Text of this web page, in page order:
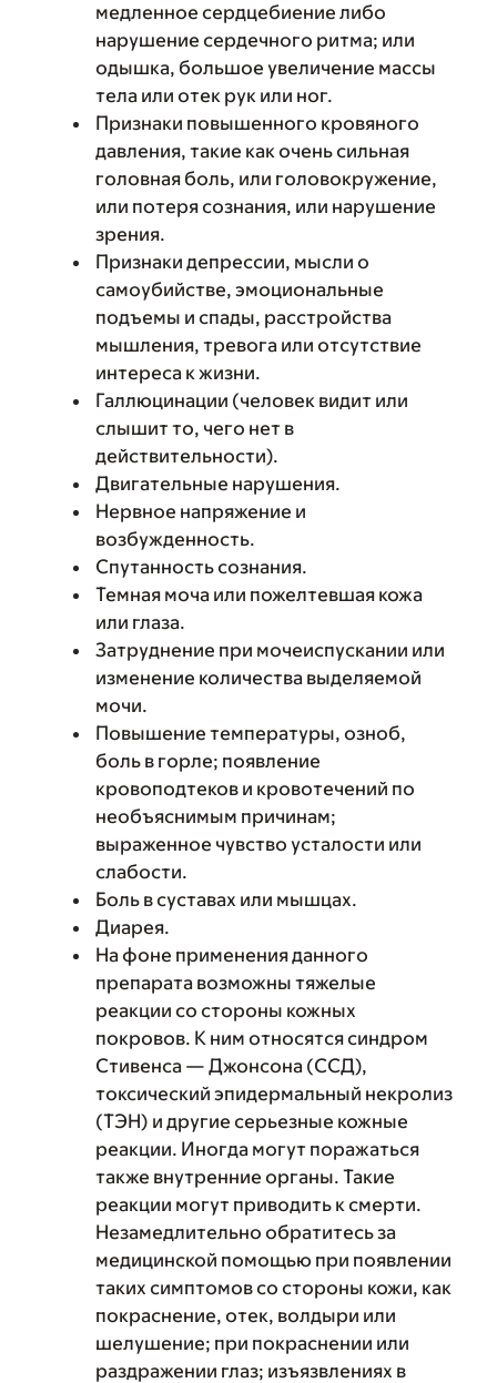
медленное сердцебиение либо
нарушение сердечного ритма; или
одышка, большое увеличение массы
тела или отек рук или ног.
Признаки повышенного кровяного
давления, такие как очень сильная
головная боль, или головокружение,
или потеря сознания, или нарушение
зрения.
Признаки депрессии, мысли о
самоубийстве, эмоциональные
подъемы и спады, расстройства
мышления, тревога или отсутствие
интереса к жизни.
Галлюцинации (человек видит или
слышит то, чего нет в
действительности).
Двигательные нарушения.
Нервное напряжение и
возбужденность.
Спутанность сознания.
Темная моча или пожелтевшая кожа
или глаза.
Затруднение при мочеиспускании или
изменение количества выделяемой
мочи.
Повышение температуры, озноб,
боль в горле; появление
кровоподтеков и кровотечений по
необъяснимым причинам;
выраженное чувство усталости или
слабости.
Боль в суставах или мышцах.
Диарея.
На фоне применения данного
препарата возможны тяжелые
реакции со стороны кожных
покровов. К ним относятся синдром
Стивенса — Джонсона (ССД),
токсический эпидермальный некролиз
(ТЭН) и другие серьезные кожные
реакции. Иногда могут поражаться
также внутренние органы. Такие
реакции могут приводить к смерти.
Незамедлительно обратитесь за
медицинской помощью при появлении
таких симптомов со стороны кожи, как
покраснение, отек, волдыри или
шелушение; при покраснении или
раздражении глаз; изъязвлениях в